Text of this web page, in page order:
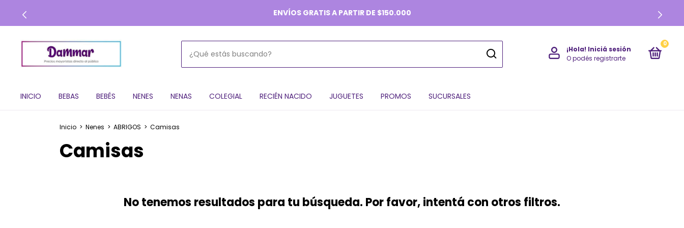
ENVÍOS GRATIS A PARTIR DE $150.000
¡Hola! Iniciá sesión
O podés registrarte
0
INICIO BEBAS BEBÉS NENES NENAS COLEGIAL RECIÉN NACIDO JUGUETES PROMOS SUCURSALES
Inicio > Nenes > ABRIGOS > Camisas
Camisas
No tenemos resultados para tu búsqueda. Por favor, intentá con otros filtros.